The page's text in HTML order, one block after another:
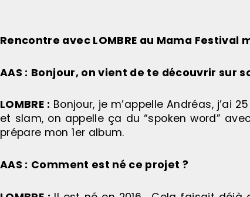
Rencontre avec LOMBRE au Mama Festival
AAS : Bonjour, on vient de te découvrir sur
LOMBRE : Bonjour, je m’appelle Andréas, j’ai
et slam, on appelle ça du “spoken word”
prépare mon 1er album.
AAS : Comment est né ce projet ?